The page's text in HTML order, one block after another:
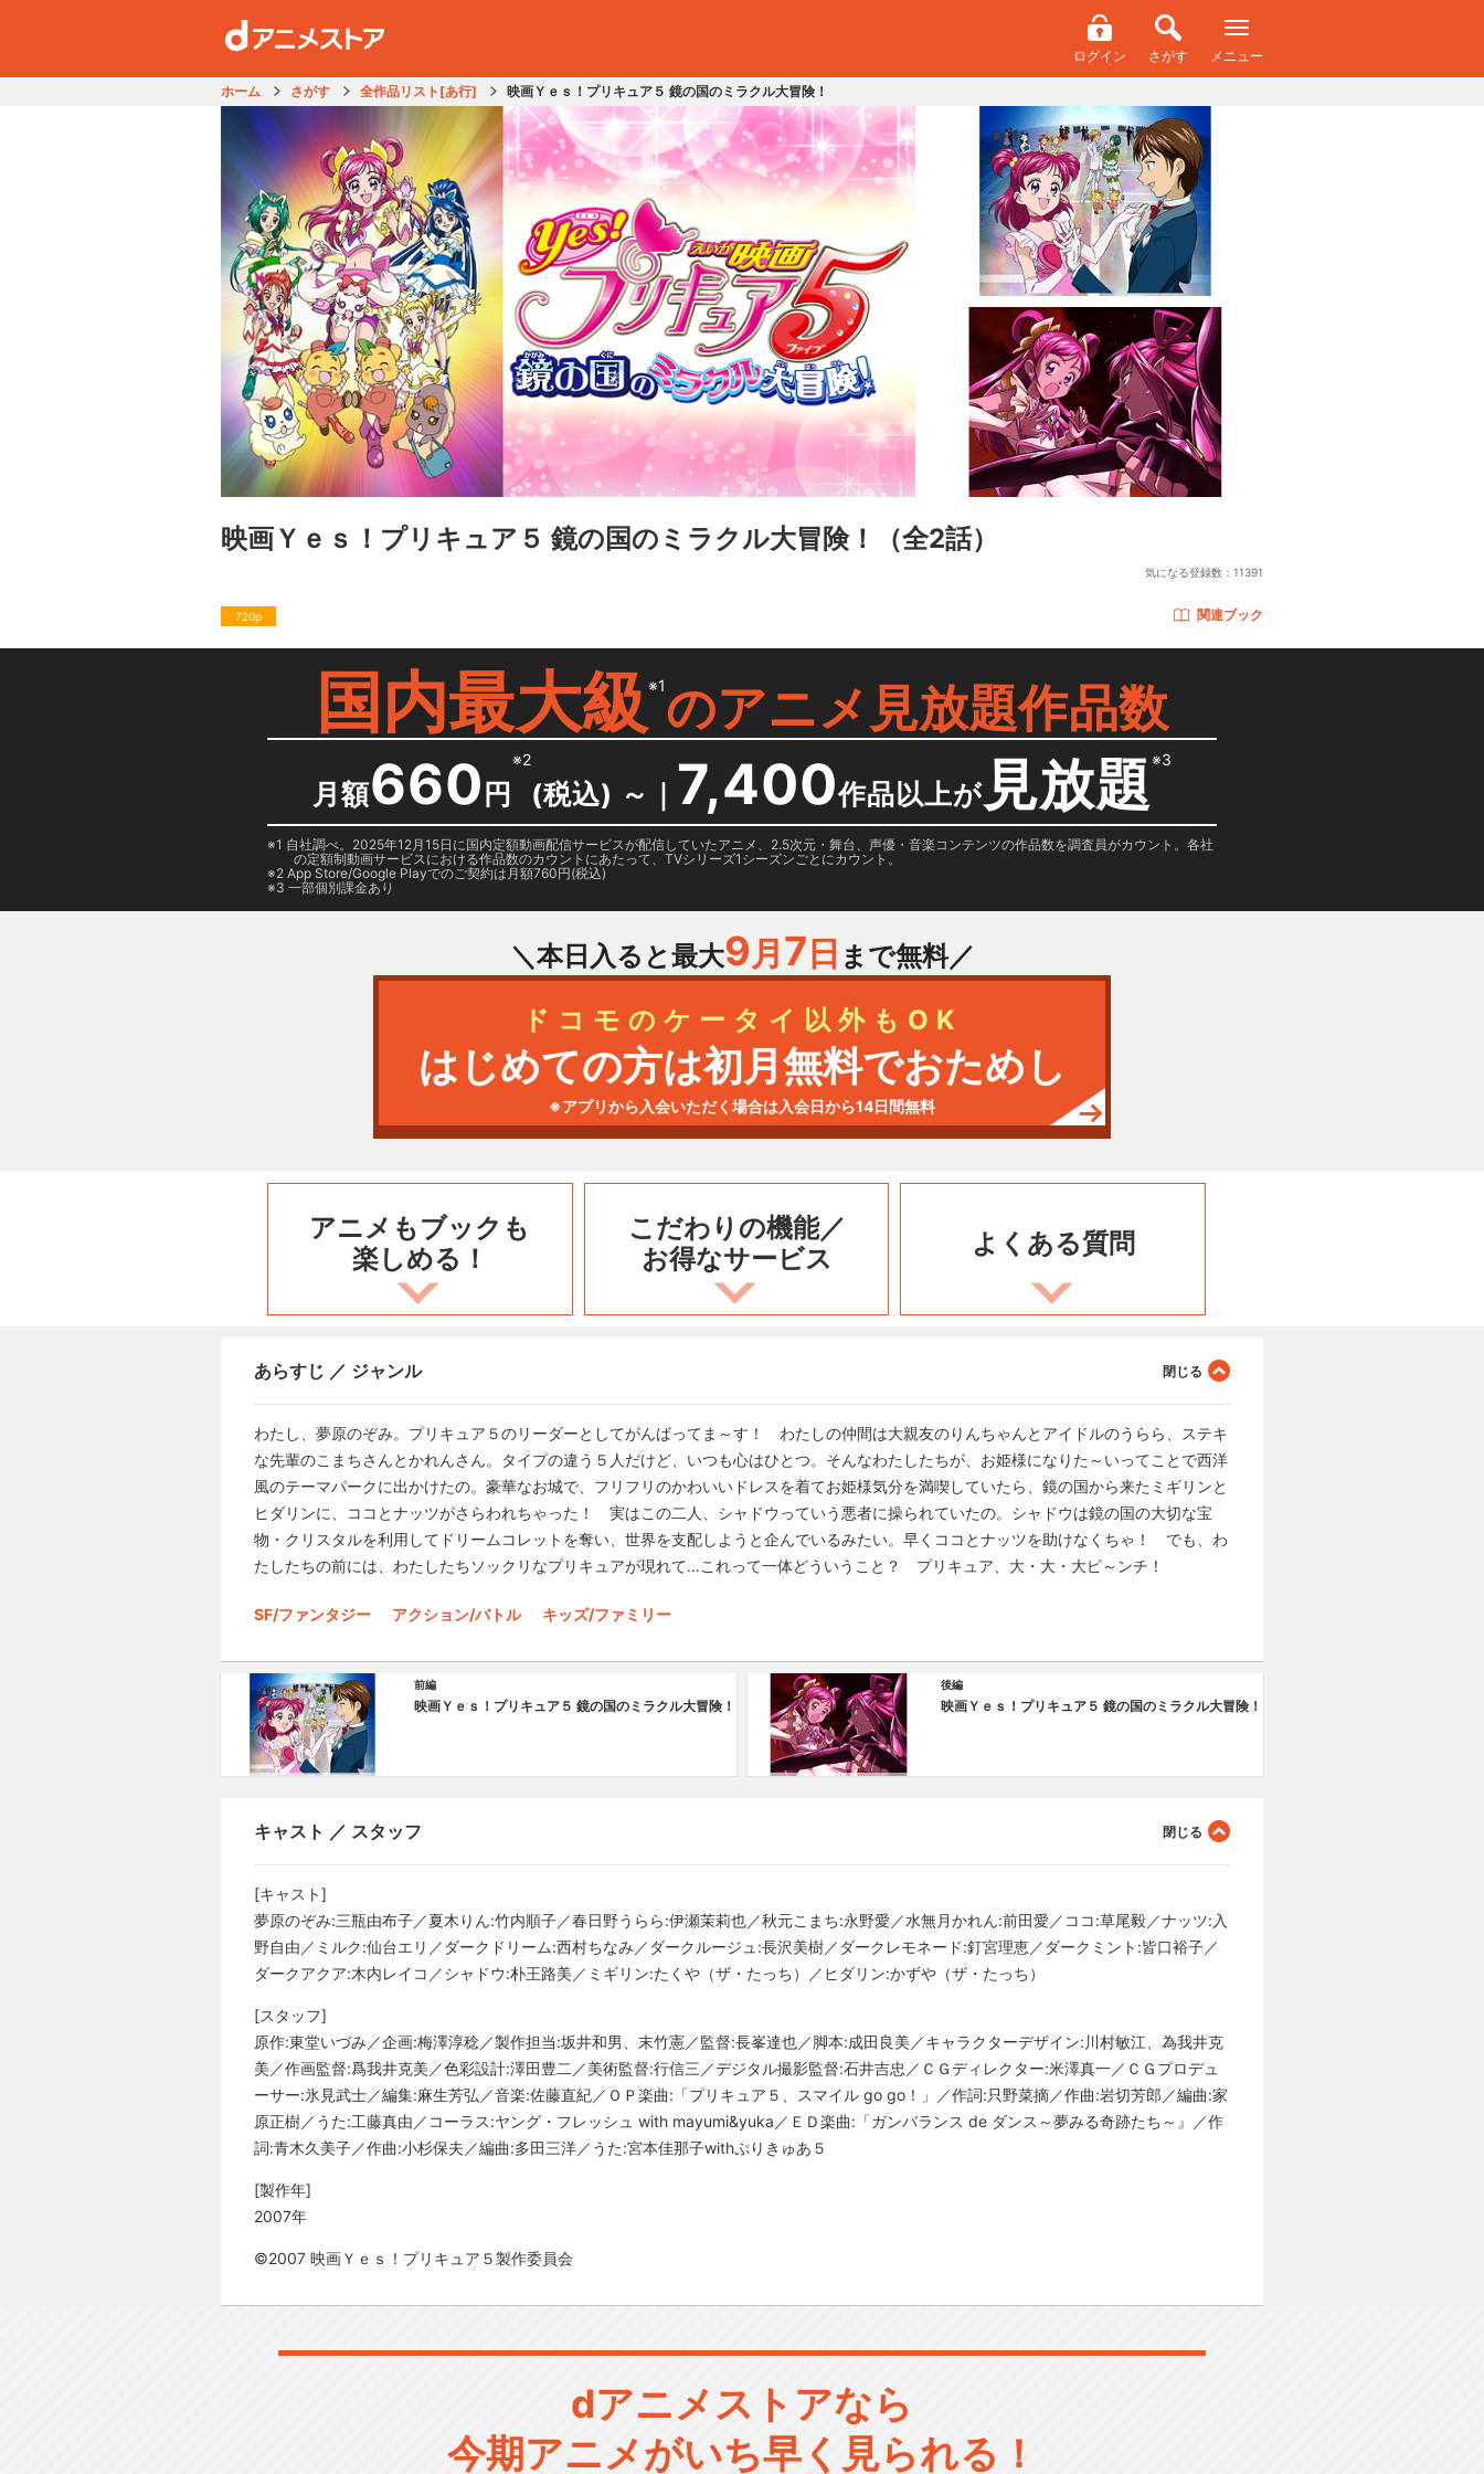
ログイン さがす メニュー
ホーム さがす 全作品リスト[あ行] 映画Ｙｅｓ！プリキュア５ 鏡の国のミラクル大冒険！
映画Ｙｅｓ！プリキュア５ 鏡の国のミラクル大冒険！ （全2話）
気になる登録数： 11391
720p 関連ブック
国内最大級 ※1のアニメ見放題作品数
月額660 円
※2
(税込) ～ ｜ 7,400作品以上が 見放題※3
1 自社調べ。2025年12月15日に国内定額動画配信サービスが配信していたアニメ、2.5次元・舞台、声優・音楽コンテンツの作品数を調査員がカウント。各社
の定額制動画サービスにおける作品数のカウントにあたって、TVシリーズ1シーズンごとにカウント。
2 App Store/Google Playでのご契約は月額760円(税込)
3 一部個別課金あり
＼本日入ると最大9月 7 日 まで無料／
ドコモのケータイ以外もOK
はじめての方は初月無料でおためし
※アプリから入会いただく場合は入会日から14日間無料
アニメもブックも
楽しめる！
こだわりの機能／
お得なサービス
よくある質問
あらすじ ／ ジャンル
わたし、夢原のぞみ。プリキュア５のリーダーとしてがんばってま～す！ わたしの仲間は大親友のりんちゃんとアイドルのうらら、ステキ
な先輩のこまちさんとかれんさん。タイプの違う５人だけど、いつも心はひとつ。そんなわたしたちが、お姫様になりた～いってことで西洋
風のテーマパークに出かけたの。豪華なお城で、フリフリのかわいいドレスを着てお姫様気分を満喫していたら、鏡の国から来たミギリンと
ヒダリンに、ココとナッツがさらわれちゃった！ 実はこの二人、シャドウっていう悪者に操られていたの。シャドウは鏡の国の大切な宝
物・クリスタルを利用してドリームコレットを奪い、世界を支配しようと企んでいるみたい。早くココとナッツを助けなくちゃ！ でも、わ
たしたちの前には、わたしたちソックリなプリキュアが現れて…これって一体どういうこと？ プリキュア、大・大・大ピ～ンチ！
SF/ファンタジー アクション/バトル キッズ/ファミリー
前編
映画Ｙｅｓ！プリキュア５ 鏡の国のミラクル大冒険！
後編
映画Ｙｅｓ！プリキュア５ 鏡の国のミラクル大冒険！
キャスト ／ スタッフ
[キャスト]
夢原のぞみ:三瓶由布子／夏木りん:竹内順子／春日野うらら:伊瀬茉莉也／秋元こまち:永野愛／水無月かれん:前田愛／ココ:草尾毅／ナッツ:入
野自由／ミルク:仙台エリ／ダークドリーム:西村ちなみ／ダークルージュ:長沢美樹／ダークレモネード:釘宮理恵／ダークミント:皆口裕子／
ダークアクア:木内レイコ／シャドウ:朴王路美／ミギリン:たくや（ザ・たっち）／ヒダリン:かずや（ザ・たっち）
[スタッフ]
原作:東堂いづみ／企画:梅澤淳稔／製作担当:坂井和男、末竹憲／監督:長峯達也／脚本:成田良美／キャラクターデザイン:川村敏江、為我井克
美／作画監督:爲我井克美／色彩設計:澤田豊二／美術監督:行信三／デジタル撮影監督:石井吉忠／ＣＧディレクター:米澤真一／ＣＧプロデュ
ーサー:氷見武士／編集:麻生芳弘／音楽:佐藤直紀／ＯＰ楽曲:「プリキュア５、スマイル go go！」／作詞:只野菜摘／作曲:岩切芳郎／編曲:家
原正樹／うた:工藤真由／コーラス:ヤング・フレッシュ with mayumi&yuka／ＥＤ楽曲:「ガンバランス de ダンス～夢みる奇跡たち～』／作
詞:青木久美子／作曲:小杉保夫／編曲:多田三洋／うた:宮本佳那子withぷりきゅあ５
[製作年]
2007年
©2007 映画Ｙｅｓ！プリキュア５製作委員会
dアニメストアなら
今期アニメがいち早く見られる！